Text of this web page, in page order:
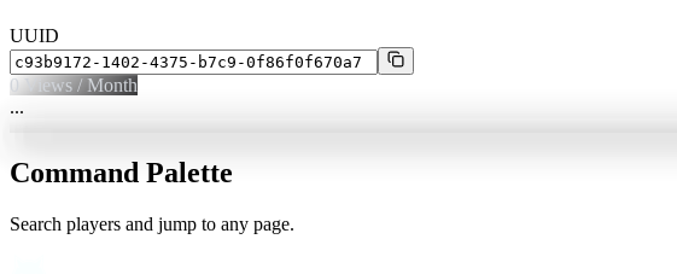
UUID
0 Views / Month
...
Command Palette
Search players and jump to any page.